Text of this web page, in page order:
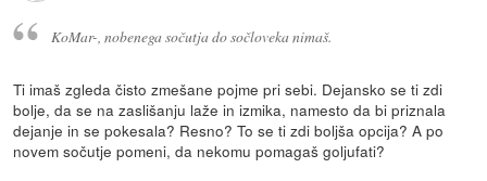
KoMar-, nobenega sočutja do sočloveka nimaš.
Ti imaš zgleda čisto zmešane pojme pri sebi. Dejansko se ti zdi
bolje, da se na zaslišanju laže in izmika, namesto da bi priznala
dejanje in se pokesala? Resno? To se ti zdi boljša opcija? A po
novem sočutje pomeni, da nekomu pomagaš goljufati?